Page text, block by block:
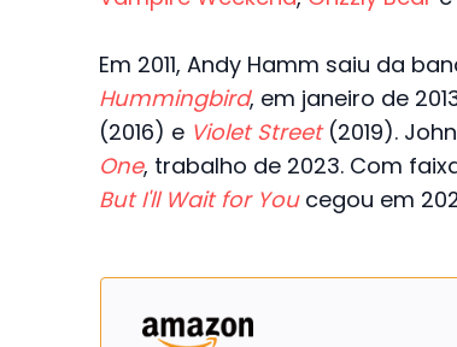
Em 2011, Andy Hamm saiu da
Hummingbird, em janeiro de
(2016) e Violet Street(2019).
One, trabalho de 2023. Com
But I'll Wait for Youcegou em